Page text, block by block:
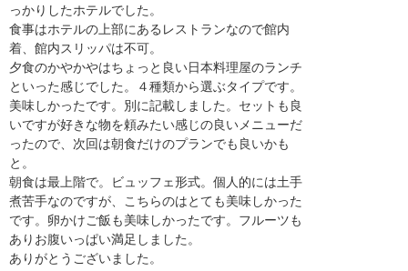
っかりしたホテルでした。
食事はホテルの上部にあるレストランなので館内
着、館内スリッパは不可。
夕食のかやかやはちょっと良い日本料理屋のランチ
といった感じでした。４種類から選ぶタイプです。
美味しかったです。別に記載しました。セットも良
いですが好きな物を頼みたい感じの良いメニューだ
ったので、次回は朝食だけのプランでも良いかも
と。
朝食は最上階で。ビュッフェ形式。個人的には土手
煮苦手なのですが、こちらのはとても美味しかった
です。卵かけご飯も美味しかったです。フルーツも
ありお腹いっぱい満足しました。
ありがとうございました。